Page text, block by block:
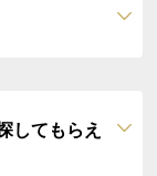
してもらえ